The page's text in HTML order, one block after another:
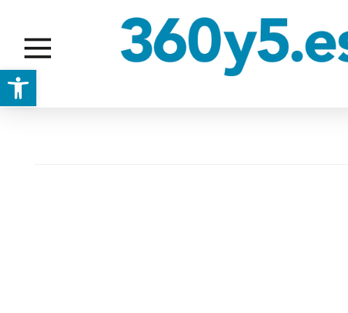
Abrir barra de herramientas